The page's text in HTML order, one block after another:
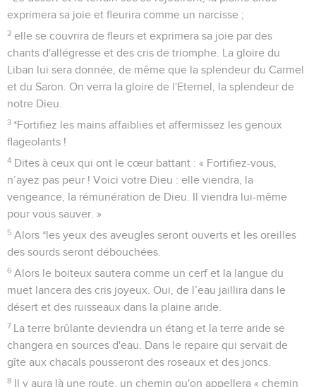
exprimera sa joie et fleurira comme un narcisse ;
2 elle se couvrira de fleurs et exprimera sa joie par des
chants d'allégresse et des cris de triomphe. La gloire du
Liban lui sera donnée, de même que la splendeur du Carmel
et du Saron. On verra la gloire de l'Eternel, la splendeur de
notre Dieu.
3 *Fortifiez les mains affaiblies et affermissez les genoux
flageolants !
4 Dites à ceux qui ont le cœur battant : « Fortifiez-vous,
n’ayez pas peur ! Voici votre Dieu : elle viendra, la
vengeance, la rémunération de Dieu. Il viendra lui-même
pour vous sauver. »
5 Alors *les yeux des aveugles seront ouverts et les oreilles
des sourds seront débouchées.
6 Alors le boiteux sautera comme un cerf et la langue du
muet lancera des cris joyeux. Oui, de l’eau jaillira dans le
désert et des ruisseaux dans la plaine aride.
7 La terre brûlante deviendra un étang et la terre aride se
changera en sources d'eau. Dans le repaire qui servait de
gîte aux chacals pousseront des roseaux et des joncs.
8 Il y aura là une route, un chemin qu'on appellera « chemin